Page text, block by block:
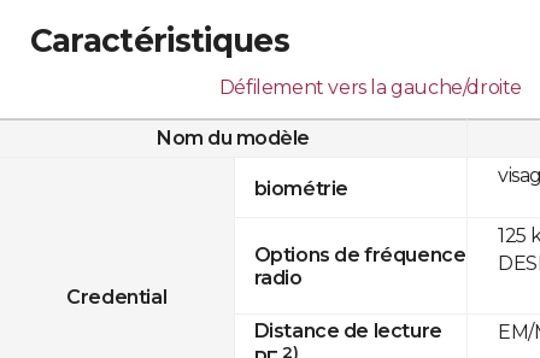
Caractéristiques
Défilement vers la gauche/droite
Nom du modèle
Credential
biométrie
Options de fréquence
radio
Distance de lecture
2)
125
EM/